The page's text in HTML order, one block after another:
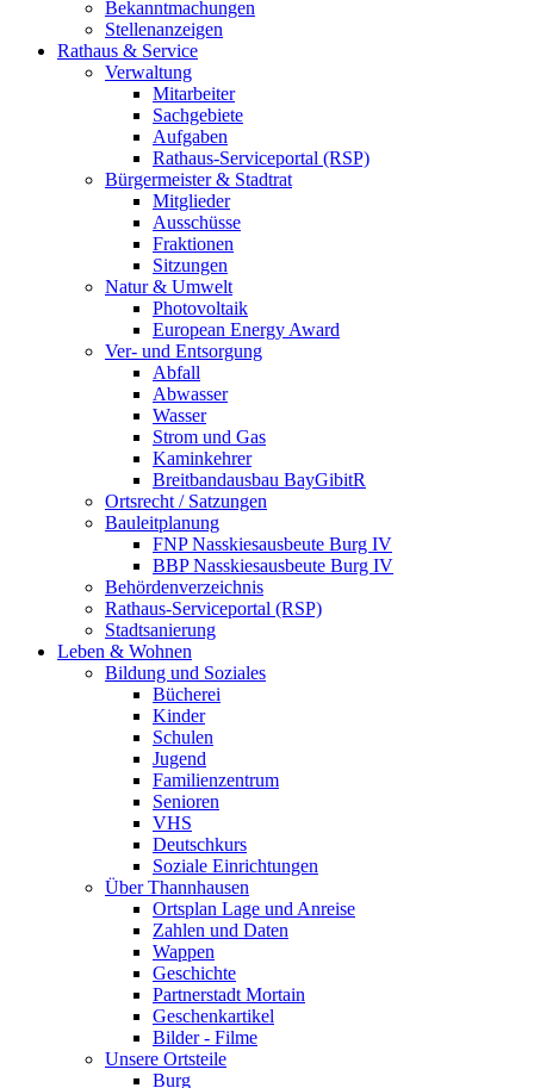
Bekanntmachungen
Stellenanzeigen
Rathaus & Service
Verwaltung
Mitarbeiter
Sachgebiete
Aufgaben
Rathaus-Serviceportal (RSP)
Bürgermeister & Stadtrat
Mitglieder
Ausschüsse
Fraktionen
Sitzungen
Natur & Umwelt
Photovoltaik
European Energy Award
Ver- und Entsorgung
Abfall
Abwasser
Wasser
Strom und Gas
Kaminkehrer
Breitbandausbau BayGibitR
Ortsrecht / Satzungen
Bauleitplanung
FNP Nasskiesausbeute Burg IV
BBP Nasskiesausbeute Burg IV
Behördenverzeichnis
Rathaus-Serviceportal (RSP)
Stadtsanierung
Leben & Wohnen
Bildung und Soziales
Bücherei
Kinder
Schulen
Jugend
Familienzentrum
Senioren
VHS
Deutschkurs
Soziale Einrichtungen
Über Thannhausen
Ortsplan Lage und Anreise
Zahlen und Daten
Wappen
Geschichte
Partnerstadt Mortain
Geschenkartikel
Bilder - Filme
Unsere Ortsteile
Burg